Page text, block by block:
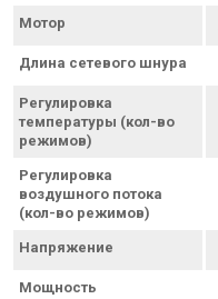
Мотор
Длина сетевого шнура
Регулировка
температуры (кол-во
режимов)
Регулировка
воздушного потока
(кол-во режимов)
Напряжение
Мощность